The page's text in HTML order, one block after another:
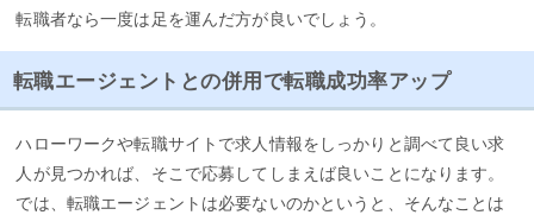
転職者なら一度は足を運んだ方が良いでしょう。
転職エージェントとの併用で転職成功率アップ
ハローワークや転職サイトで求人情報をしっかりと調べて良い求
人が見つかれば、そこで応募してしまえば良いことになります。
では、転職エージェントは必要ないのかというと、そんなことは